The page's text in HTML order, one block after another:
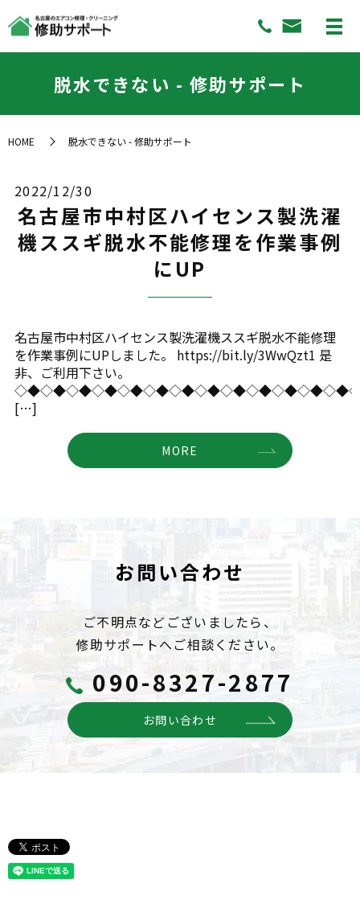
脱水できない - 修助サポート
HOME 脱水できない - 修助サポート
2022/12/30
名古屋市中村区ハイセンス製洗濯
機ススギ脱水不能修理を作業事例
にUP
名古屋市中村区ハイセンス製洗濯機ススギ脱水不能修理
を作業事例にUPしました。 https://bit.ly/3WwQzt1 是
非、ご利用下さい。
[…]
MORE
お問い合わせ
ご不明点などございましたら、
修助サポートへご相談ください。
090-8327-2877
お問い合わせ